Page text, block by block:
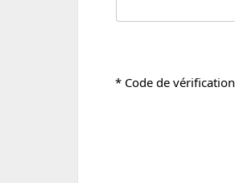
* Code de vérification